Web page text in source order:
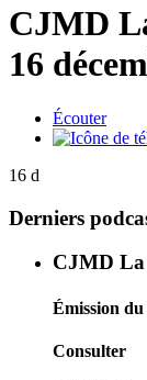
CJMD
16
Écouter
16 d
Derniers
CJMD
Émission du
Consulter